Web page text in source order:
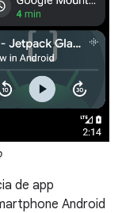
de app
Android